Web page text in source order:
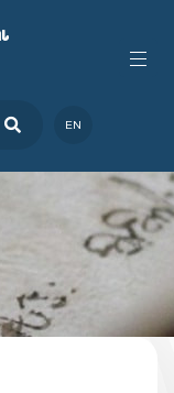
EN